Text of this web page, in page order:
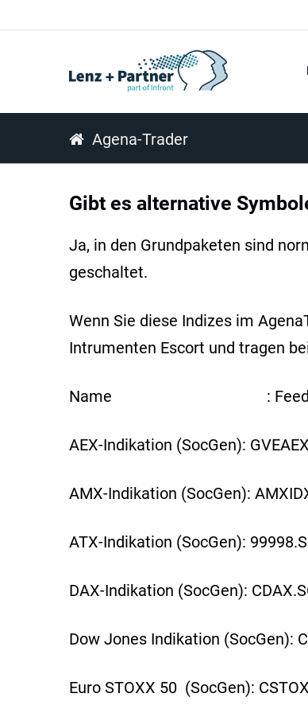
Agena-Trader
Gibt es alternative
Ja, in den Grundpaketen sind
geschaltet.
Wenn Sie diese Indizes im
Intrumenten Escort und tragen
Name : Feed
AEX-Indikation (SocGen):
AMX-Indikation (SocGen):
ATX-Indikation (SocGen):
DAX-Indikation (SocGen):
Dow Jones Indikation (SocGen):
Euro STOXX 50 (SocGen):